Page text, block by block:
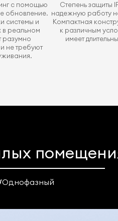
с помощью
обновление.
системы и
в реальном
разумно
не требуют
Степень защиты
надежную работу
Компактная
к различным
имеет
Однофазный